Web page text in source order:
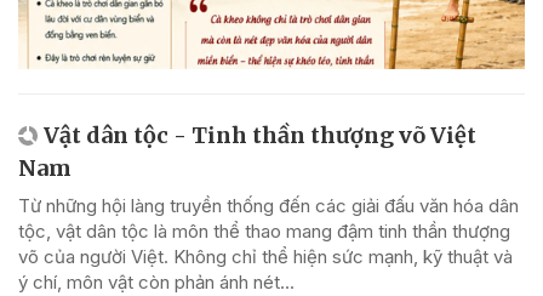
Vật dân tộc - Tinh thần thượng võ Việt
Nam
Từ những hội làng truyền thống đến các giải đấu văn hóa dân
tộc, vật dân tộc là môn thể thao mang đậm tinh thần thượng
võ của người Việt. Không chỉ thể hiện sức mạnh, kỹ thuật và
ý chí, môn vật còn phản ánh nét...